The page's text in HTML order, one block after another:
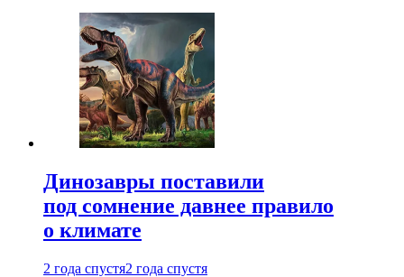
Динозавры поставили
под сомнение давнее правило
о климате
2 года спустя2 года спустя